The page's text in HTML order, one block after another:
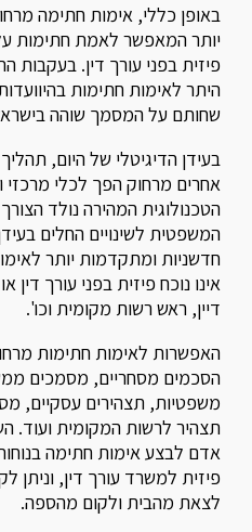
באופן כללי, אימות חתימה
יותר המאפשר לאמת חתימות
פיזית בפני עורך דין. בעקבות
היתר לאימות חתימות
שחותם על המסמך שוהה
בעידן הדיגיטלי של היום,
אחרים מרחוק הפך לכלי מרכזי
הטכנולוגית המהירה נולד
המשפטית לשינויים החלים
חדשניות ומתקדמות יותר
אינו נוכח פיזית בפני עורך
דיין, ראש רשות מקומית וכו'.
האפשרות לאימות חתימות
הסכמים מסחריים, מסמכים
משפטיות, תצהירים עסקיים,
תצהיר לרשות המקומית ועוד.
אדם לבצע אימות חתימה
פיזית למשרד עורך דין, וניתן
לצאת מהבית ולקום מהספה.